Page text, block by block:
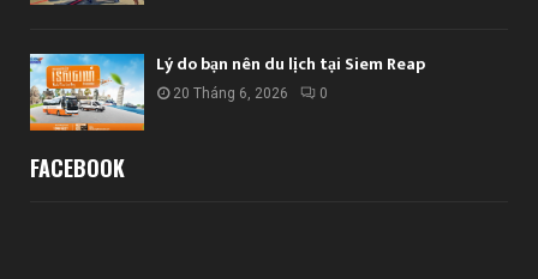
Lý do bạn nên du lịch tại Siem Reap
20 Tháng 6, 2026 0
FACEBOOK